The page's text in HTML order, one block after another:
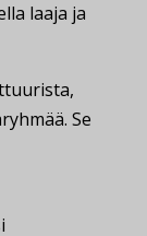
laaja ja
Se